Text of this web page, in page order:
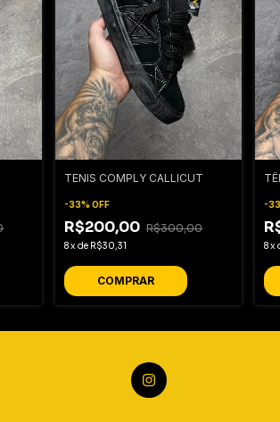
TENIS COMPLY CALLICUT
-33%OFF
R$200,00 R$300,00
8xde R$30,31
COMPRAR
-33
8x